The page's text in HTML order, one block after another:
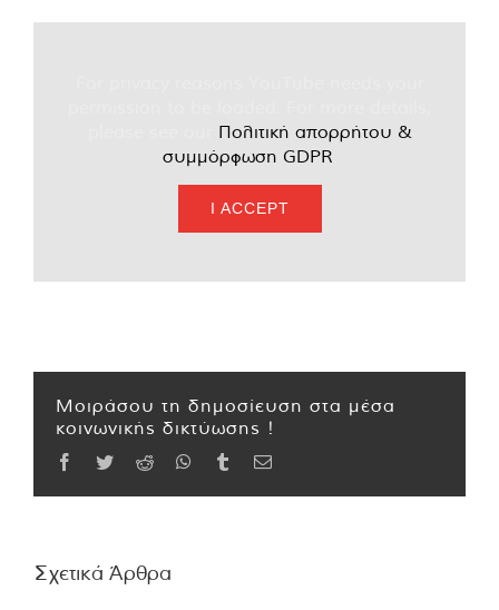
Πολιτική απορρήτου &
συμμόρφωση GDPR
I ACCEPT
Μοιράσου τη δημοσίευση στα μέσα
κοινωνικής δικτύωσης !
Facebook
TwitterReddit WhatsApp
TumblrEmail
Σχετικά Άρθρα